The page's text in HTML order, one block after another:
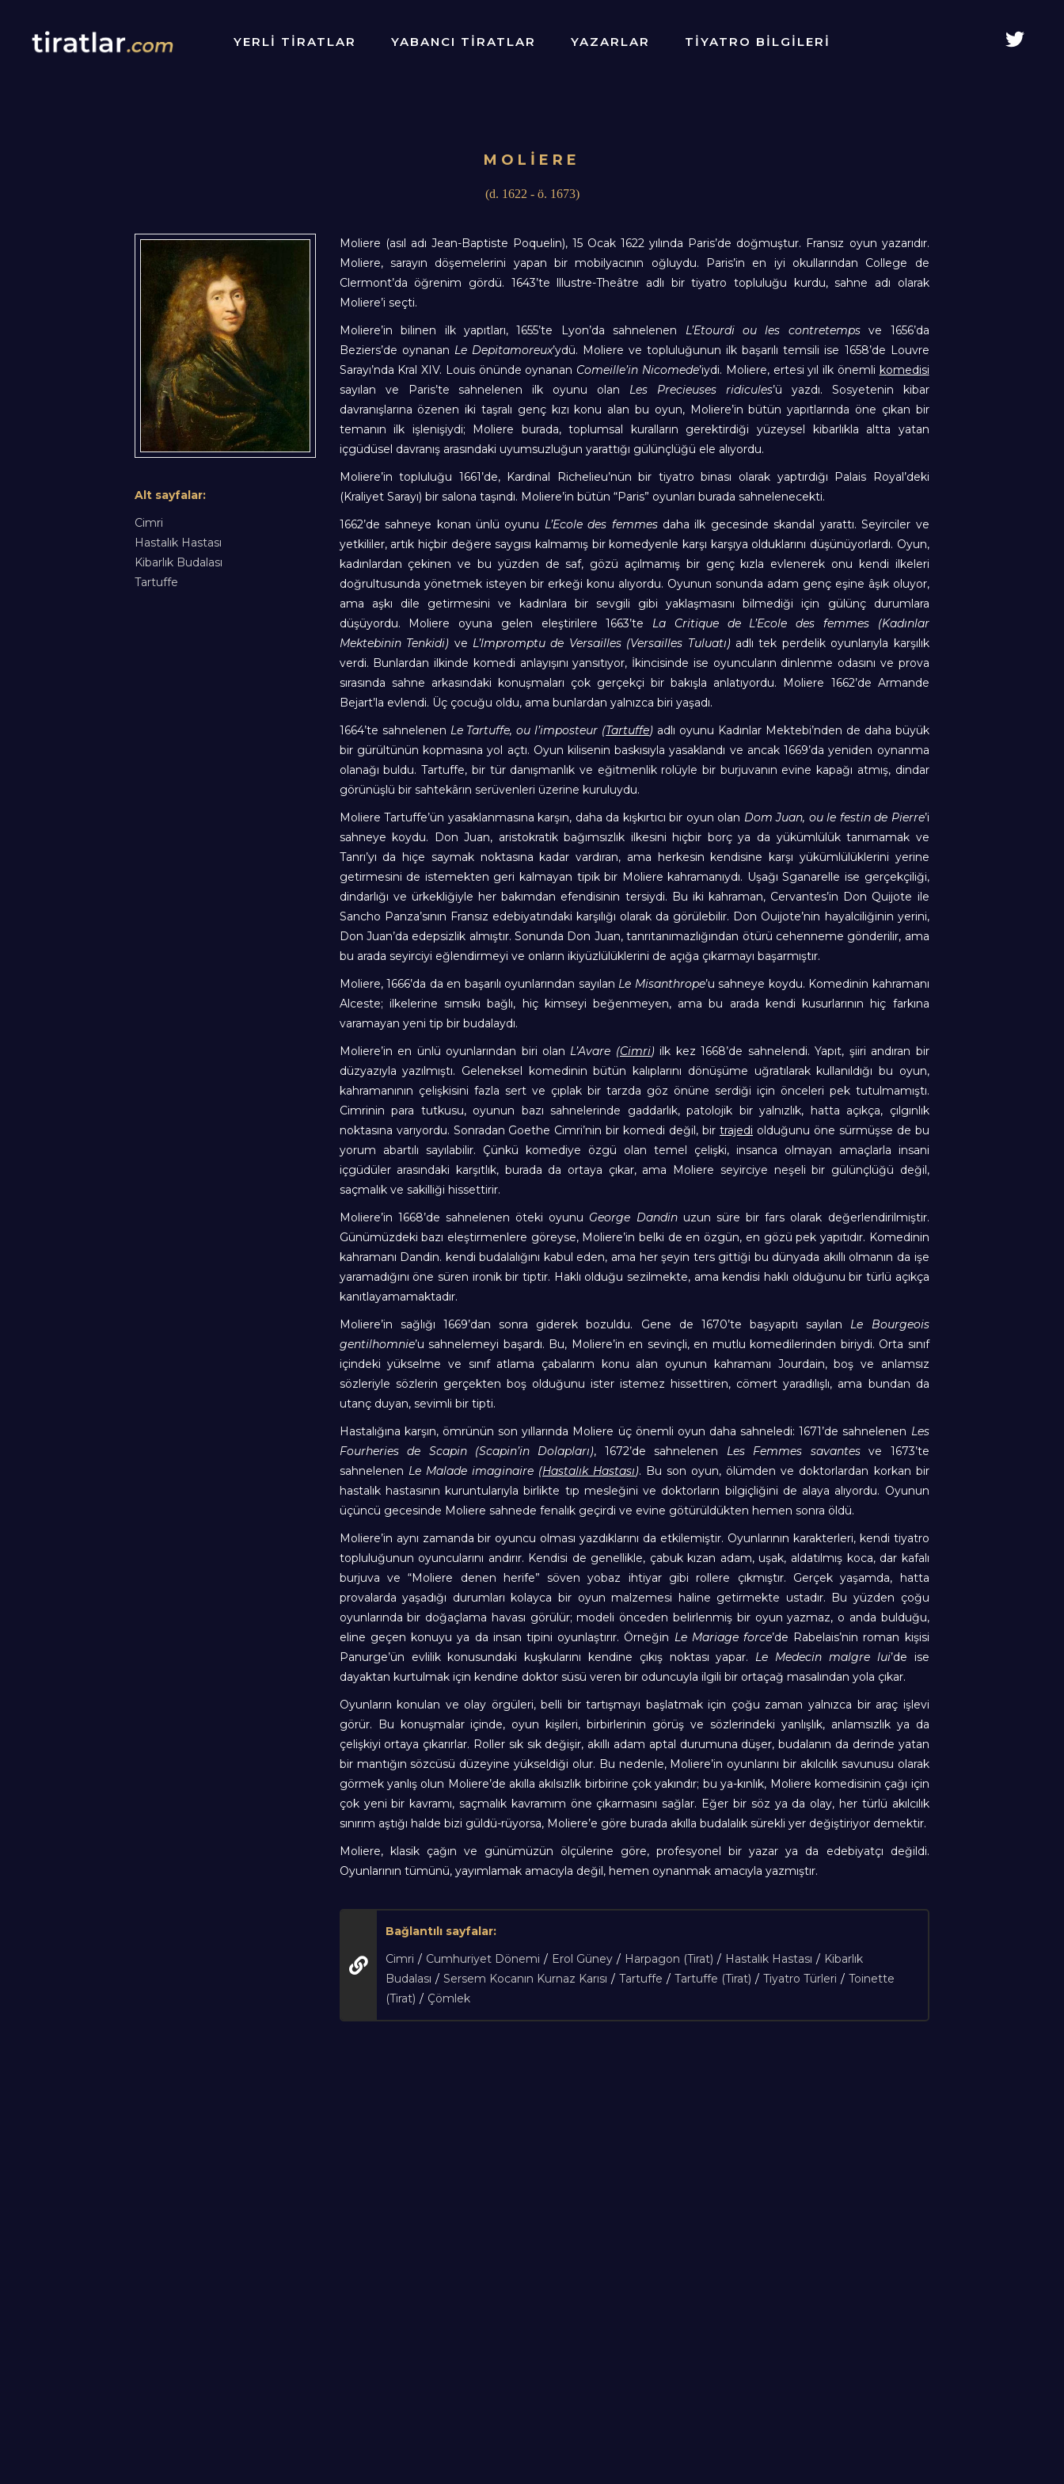
YERLİ TİRATLAR YABANCI TİRATLAR YAZARLAR TİYATRO BİLGİLERİ
MOLİERE
(d. 1622 - ö. 1673)
Alt sayfalar:
Cimri
Hastalık Hastası
Kibarlık Budalası
Tartuffe
Moliere (asıl adı Jean-Baptiste Poquelin), 15 Ocak 1622 yılında Paris’de doğmuştur. Fransız oyun yazarıdır.
Moliere, sarayın döşemelerini yapan bir mobilyacının oğluydu. Paris’in en iyi okullarından College de
Clermont’da öğrenim gördü. 1643’te lllustre-Theâtre adlı bir tiyatro topluluğu kurdu, sahne adı olarak
Moliere’i seçti.
Moliere’in bilinen ilk yapıtları, 1655’te Lyon’da sahnelenen L’Etourdi ou les contretempsve 1656’da
Beziers’de oynanan Le Depitamoreux’ydü. Moliere ve topluluğunun ilk başarılı temsili ise 1658’de Louvre
Sarayı’nda Kral XIV. Louis önünde oynanan Comeille’in Nicomede’iydi. Moliere, ertesi yıl ilk önemli komedisi
sayılan ve Paris’te sahnelenen ilk oyunu olan Les Precieuses ridicules’ü yazdı. Sosyetenin kibar
davranışlarına özenen iki taşralı genç kızı konu alan bu oyun, Moliere’in bütün yapıtlarında öne çıkan bir
temanın ilk işlenişiydi; Moliere burada, toplumsal kuralların gerektirdiği yüzeysel kibarlıkla altta yatan
içgüdüsel davranış arasındaki uyumsuzluğun yarattığı gülünçlüğü ele alıyordu.
Moliere’in topluluğu 1661’de, Kardinal Richelieu’nün bir tiyatro binası olarak yaptırdığı Palais Royal’deki
(Kraliyet Sarayı) bir salona taşındı. Moliere’in bütün “Paris” oyunları burada sahnelenecekti.
1662’de sahneye konan ünlü oyunu L’Ecole des femmesdaha ilk gecesinde skandal yarattı. Seyirciler ve
yetkililer, artık hiçbir değere saygısı kalmamış bir komedyenle karşı karşıya olduklarını düşünüyorlardı. Oyun,
kadınlardan çekinen ve bu yüzden de saf, gözü açılmamış bir genç kızla evlenerek onu kendi ilkeleri
doğrultusunda yönetmek isteyen bir erkeği konu alıyordu. Oyunun sonunda adam genç eşine âşık oluyor,
ama aşkı dile getirmesini ve kadınlara bir sevgili gibi yaklaşmasını bilmediği için gülünç durumlara
düşüyordu. Moliere oyuna gelen eleştirilere 1663’te La Critique de L’Ecole des femmes (Kadınlar
Mektebinin Tenkidi) ve L’lmpromptu de Versailles (Versailles Tuluatı)adlı tek perdelik oyunlarıyla karşılık
verdi. Bunlardan ilkinde komedi anlayışını yansıtıyor, İkincisinde ise oyuncuların dinlenme odasını ve prova
sırasında sahne arkasındaki konuşmaları çok gerçekçi bir bakışla anlatıyordu. Moliere 1662’de Armande
Bejart’la evlendi. Üç çocuğu oldu, ama bunlardan yalnızca biri yaşadı.
1664’te sahnelenen Le Tartuffe, ou l’imposteur (Tartuffe) adlı oyunu Kadınlar Mektebi’nden de daha büyük
bir gürültünün kopmasına yol açtı. Oyun kilisenin baskısıyla yasaklandı ve ancak 1669’da yeniden oynanma
olanağı buldu. Tartuffe, bir tür danışmanlık ve eğitmenlik rolüyle bir burjuvanın evine kapağı atmış, dindar
görünüşlü bir sahtekârın serüvenleri üzerine kuruluydu.
Moliere Tartuffe’ün yasaklanmasına karşın, daha da kışkırtıcı bir oyun olan Dom Juan, ou le festin de Pierre’i
sahneye koydu. Don Juan, aristokratik bağımsızlık ilkesini hiçbir borç ya da yükümlülük tanımamak ve
Tanrı’yı da hiçe saymak noktasına kadar vardıran, ama herkesin kendisine karşı yükümlülüklerini yerine
getirmesini de istemekten geri kalmayan tipik bir Moliere kahramanıydı. Uşağı Sganarelle ise gerçekçiliği,
dindarlığı ve ürkekliğiyle her bakımdan efendisinin tersiydi. Bu iki kahraman, Cervantes’in Don Quijote ile
Sancho Panza’sının Fransız edebiyatındaki karşılığı olarak da görülebilir. Don Ouijote’nin hayalciliğinin yerini,
Don Juan’da edepsizlik almıştır. Sonunda Don Juan, tanrıtanımazlığından ötürü cehenneme gönderilir, ama
bu arada seyirciyi eğlendirmeyi ve onların ikiyüzlülüklerini de açığa çıkarmayı başarmıştır.
Moliere, 1666’da da en başarılı oyunlarından sayılan Le Misanthrope’u sahneye koydu. Komedinin kahramanı
Alceste; ilkelerine sımsıkı bağlı, hiç kimseyi beğenmeyen, ama bu arada kendi kusurlarının hiç farkına
varamayan yeni tip bir budalaydı.
Moliere’in en ünlü oyunlarından biri olan L’Avare (Cimri)ilk kez 1668’de sahnelendi. Yapıt, şiiri andıran bir
düzyazıyla yazılmıştı. Geleneksel komedinin bütün kalıplarını dönüşüme uğratılarak kullanıldığı bu oyun,
kahramanının çelişkisini fazla sert ve çıplak bir tarzda göz önüne serdiği için önceleri pek tutulmamıştı.
Cimrinin para tutkusu, oyunun bazı sahnelerinde gaddarlık, patolojik bir yalnızlık, hatta açıkça, çılgınlık
noktasına varıyordu. Sonradan Goethe Cimri’nin bir komedi değil, bir trajedi olduğunu öne sürmüşse de bu
yorum abartılı sayılabilir. Çünkü komediye özgü olan temel çelişki, insanca olmayan amaçlarla insani
içgüdüler arasındaki karşıtlık, burada da ortaya çıkar, ama Moliere seyirciye neşeli bir gülünçlüğü değil,
saçmalık ve sakilliği hissettirir.
Moliere’in 1668’de sahnelenen öteki oyunu George Dandinuzun süre bir fars olarak değerlendirilmiştir.
Günümüzdeki bazı eleştirmenlere göreyse, Moliere’in belki de en özgün, en gözü pek yapıtıdır. Komedinin
kahramanı Dandin. kendi budalalığını kabul eden, ama her şeyin ters gittiği bu dünyada akıllı olmanın da işe
yaramadığını öne süren ironik bir tiptir. Haklı olduğu sezilmekte, ama kendisi haklı olduğunu bir türlü açıkça
kanıtlayamamaktadır.
Moliere’in sağlığı 1669’dan sonra giderek bozuldu. Gene de 1670’te başyapıtı sayılan Le Bourgeois
gentilhomnie’u sahnelemeyi başardı. Bu, Moliere’in en sevinçli, en mutlu komedilerinden biriydi. Orta sınıf
içindeki yükselme ve sınıf atlama çabalarım konu alan oyunun kahramanı Jourdain, boş ve anlamsız
sözleriyle sözlerin gerçekten boş olduğunu ister istemez hissettiren, cömert yaradılışlı, ama bundan da
utanç duyan, sevimli bir tipti.
Hastalığına karşın, ömrünün son yıllarında Moliere üç önemli oyun daha sahneledi: 1671’de sahnelenen Les
Fourheries de Scapin (Scapin’in Dolapları), 1672’de sahnelenen Les Femmes savantesve 1673’te
sahnelenen Le Malade imaginaire (Hastalık Hastası). Bu son oyun, ölümden ve doktorlardan korkan bir
hastalık hastasının kuruntularıyla birlikte tıp mesleğini ve doktorların bilgiçliğini de alaya alıyordu. Oyunun
üçüncü gecesinde Moliere sahnede fenalık geçirdi ve evine götürüldükten hemen sonra öldü.
Moliere’in aynı zamanda bir oyuncu olması yazdıklarını da etkilemiştir. Oyunlarının karakterleri, kendi tiyatro
topluluğunun oyuncularını andırır. Kendisi de genellikle, çabuk kızan adam, uşak, aldatılmış koca, dar kafalı
burjuva ve “Moliere denen herife” söven yobaz ihtiyar gibi rollere çıkmıştır. Gerçek yaşamda, hatta
provalarda yaşadığı durumları kolayca bir oyun malzemesi haline getirmekte ustadır. Bu yüzden çoğu
oyunlarında bir doğaçlama havası görülür; modeli önceden belirlenmiş bir oyun yazmaz, o anda bulduğu,
eline geçen konuyu ya da insan tipini oyunlaştırır. Örneğin Le Mariage force’de Rabelais’nin roman kişisi
Panurge’ün evlilik konusundaki kuşkularını kendine çıkış noktası yapar. Le Medecin malgre lui’de ise
dayaktan kurtulmak için kendine doktor süsü veren bir oduncuyla ilgili bir ortaçağ masalından yola çıkar.
Oyunların konulan ve olay örgüleri, belli bir tartışmayı başlatmak için çoğu zaman yalnızca bir araç işlevi
görür. Bu konuşmalar içinde, oyun kişileri, birbirlerinin görüş ve sözlerindeki yanlışlık, anlamsızlık ya da
çelişkiyi ortaya çıkarırlar. Roller sık sık değişir, akıllı adam aptal durumuna düşer, budalanın da derinde yatan
bir mantığın sözcüsü düzeyine yükseldiği olur. Bu nedenle, Moliere’in oyunlarını bir akılcılık savunusu olarak
görmek yanlış olun Moliere’de akılla akılsızlık birbirine çok yakındır; bu ya-kınlık, Moliere komedisinin çağı için
çok yeni bir kavramı, saçmalık kavramım öne çıkarmasını sağlar. Eğer bir söz ya da olay, her türlü akılcılık
sınırım aştığı halde bizi güldü-rüyorsa, Moliere’e göre burada akılla budalalık sürekli yer değiştiriyor demektir.
Moliere, klasik çağın ve günümüzün ölçülerine göre, profesyonel bir yazar ya da edebiyatçı değildi.
Oyunlarının tümünü, yayımlamak amacıyla değil, hemen oynanmak amacıyla yazmıştır.
Bağlantılı sayfalar:
Cimri / Cumhuriyet Dönemi / Erol Güney / Harpagon (Tirat) / Hastalık Hastası / Kibarlık
Budalası / Sersem Kocanın Kurnaz Karısı / Tartuffe / Tartuffe (Tirat) / Tiyatro Türleri / Toinette
(Tirat) / Çömlek